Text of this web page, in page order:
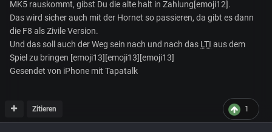
MK5 rauskommt, gibst Du die alte halt in Zahlung[emoji12].
Das wird sicher auch mit der Hornet so passieren, da gibt es dann
die F8 als Zivile Version.
Und das soll auch der Weg sein nach und nach das LTI aus dem
Spiel zu bringen [emoji13][emoji13][emoji13]
Gesendet von iPhone mit Tapatalk
1
Zitieren